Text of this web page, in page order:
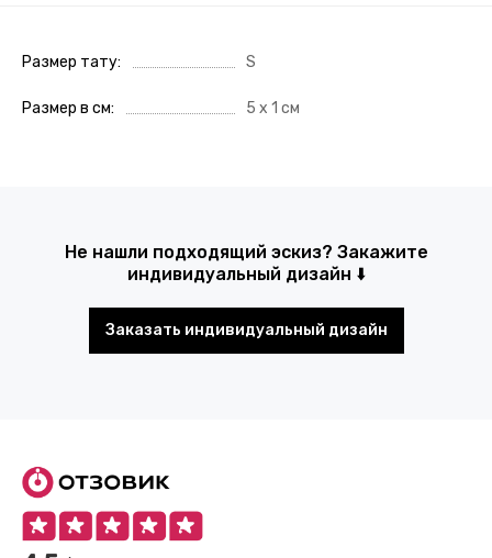
Размер тату S
Размер в см 5 x 1 см
Не нашли подходящий эскиз? Закажите
индивидуальный дизайн ⬇️
Заказать индивидуальный дизайн